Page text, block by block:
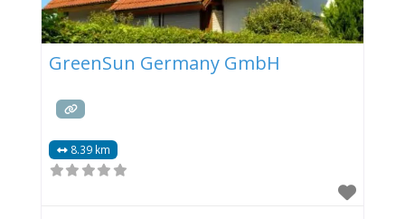
GreenSun Germany GmbH
8.39 km